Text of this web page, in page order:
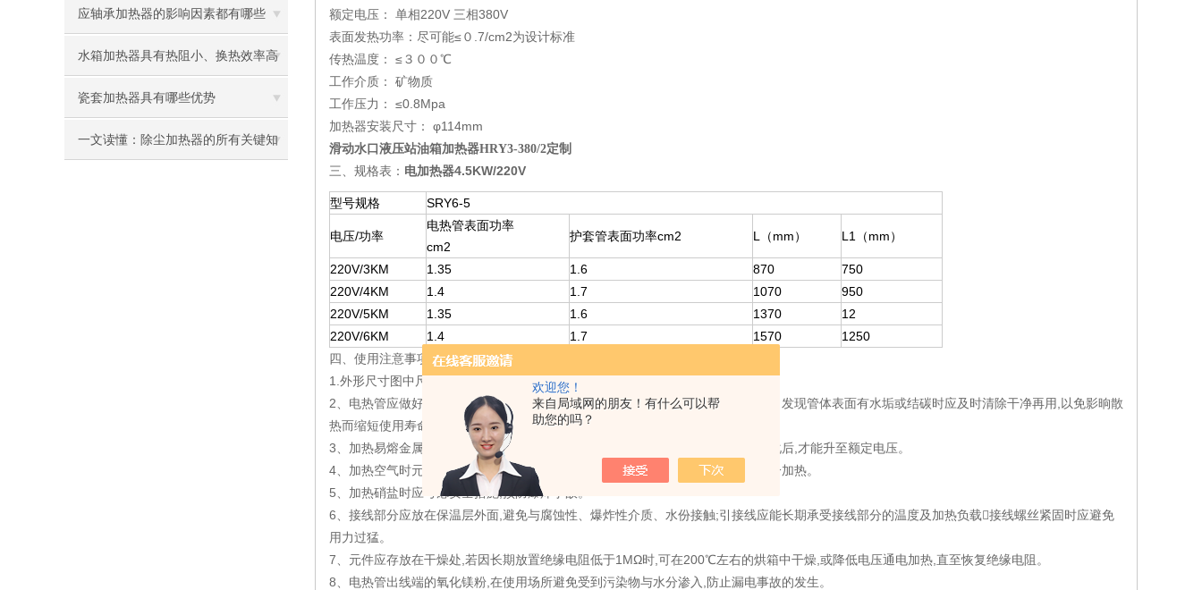
欢迎您！
来自局域网的朋友！有什么可以帮
助您的吗？
享给大家
应轴承加热器的影响因素都有哪些
呢？
水箱加热器具有热阻小、换热效率高
的优点
瓷套加热器具有哪些优势
一文读懂：除尘加热器的所有关键知
额定电压： 单相220V 三相380V
表面发热功率：尽可能≤０.7/cm2为设计标准
传热温度： ≤３００℃
工作介质： 矿物质
工作压力： ≤0.8Mpa
加热器安装尺寸： φ114mm
滑动水口液压站油箱加热器HRY3-380/2定制
三、规格表： 电加热器4.5KW/220V
型号规格 SRY6-5
电压/功率
电热管表面功率
cm2
护套管表面功率cm2 L（mm） L1（mm）
220V/3KM 1.35 1.6 870
750
220V/4KM
1.4 1.7 1070
950
220V/5KM
1.35 1.6 1370
12
220V/6KM
1.4 1.7 1570
1250
四、使用注意事项：
1.外形尺寸图中尺寸“B"必须全部浸入油中以免烧坏组件。被加热油应无腐蚀性。
2、电热管应做好定位固定,有效发热区必须全部浸入液体或金属固体内,严禁空烧。发现管体表面有水垢或结碳时应及时清除干净再用,以免影晌散
热而缩短使用寿命。
3、加热易熔金属或固态硝盐、碱、沥清、石腊等时,应先降低使用电压,待介质熔化后,才能升至额定电压。
4、加热空气时元件应交叉均匀排列,使元件有良好的散热条件,使流过的空气能充分加热。
5、 加热硝盐时应考虑安全措施,预防爆炸事故。
6、接线部分应放在保温层外面,避免与腐蚀性、爆炸性介质、水份接触;引接线应能长期承受接线部分的温度及加热负载接线螺丝紧固时应避免
用力过猛。
7、元件应存放在干燥处,若因长期放置绝缘电阻低于1MΩ时,可在200℃左右的烘箱中干燥,或降低电压通电加热,直至恢复绝缘电阻。
8、电热管出线端的氧化镁粉,在使用场所避免受到污染物与水分渗入,防止漏电事故的发生。